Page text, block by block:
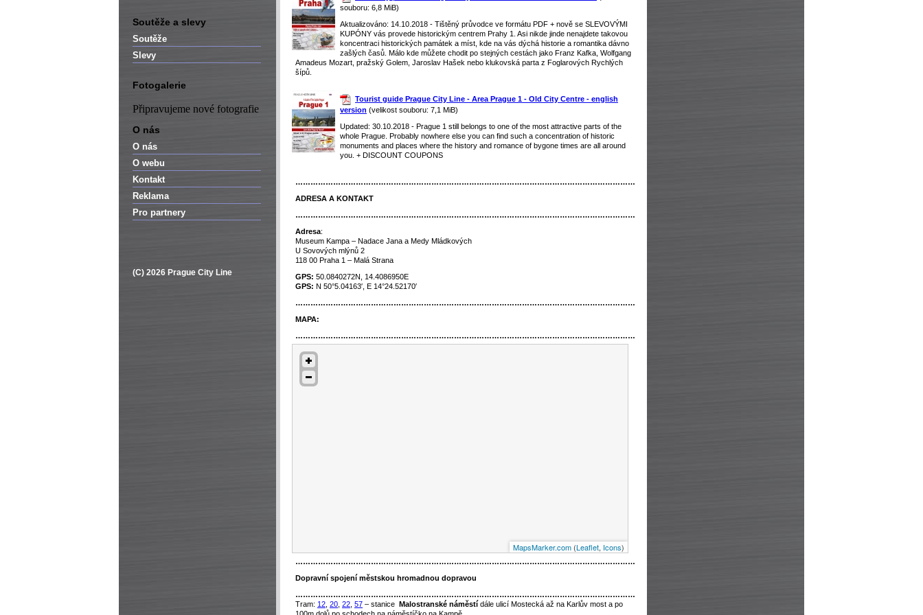
Soutěže a slevy
Soutěže
Slevy
Fotogalerie
Připravujeme nové fotografie
O nás
O nás
O webu
Kontakt
Reklama
Pro partnery
(C) 2026 Prague City Line
souboru: 6,8 MiB)
Aktualizováno: 14.10.2018 - Tištěný průvodce ve formátu PDF + nově se SLEVOVÝMI
KUPÓNY vás provede historickým centrem Prahy 1. Asi nikde jinde nenajdete takovou
koncentraci historických památek a míst, kde na vás dýchá historie a romantika dávno
zašlých časů. Málo kde můžete chodit po stejných cestách jako Franz Kafka, Wolfgang
Amadeus Mozart, pražský Golem, Jaroslav Hašek nebo klukovská parta z Foglarových Rychlých
šípů.
Tourist guide Prague City Line - Area Prague 1 - Old City Centre - english
version (velikost souboru: 7,1 MiB)
Updated: 30.10.2018 - Prague 1 still belongs to one of the most attractive parts of the
whole Prague. Probably nowhere else you can find such a concentration of historic
monuments and places where the history and romance of bygone times are all around
you. + DISCOUNT COUPONS
………………………………………………………………………………………………………………………
ADRESA A KONTAKT
………………………………………………………………………………………………………………………
Adresa:
Museum Kampa – Nadace Jana a Medy Mládkových
U Sovových mlýnů 2
118 00 Praha 1 – Malá Strana
GPS: 50.0840272N, 14.4086950E
GPS: N 50°5.04163′, E 14°24.52170′
………………………………………………………………………………………………………………………
MAPA:
………………………………………………………………………………………………………………………
MapsMarker.com (Leaflet, Icons)
………………………………………………………………………………………………………………………
Dopravní spojení městskou hromadnou dopravou
………………………………………………………………………………………………………………………
Tram: 12 20 22 57 – stanice Malostranské náměstí dále ulicí Mostecká až na Karlův most a po